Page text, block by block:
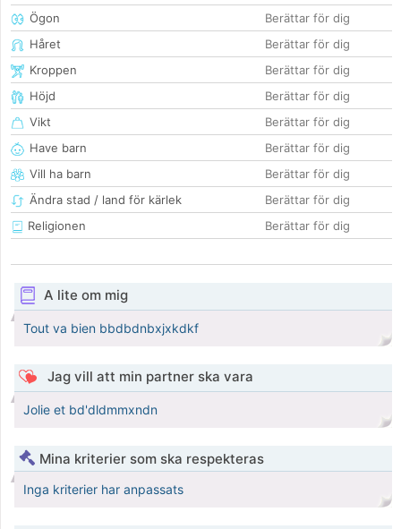
Ögon
Berättar för dig
Håret
Berättar för dig
Kroppen
Berättar för dig
Höjd
Berättar för dig
Vikt
Berättar för dig
Have barn
Berättar för dig
Vill ha barn
Berättar för dig
Ändra stad / land för kärlek
Berättar för dig
Religionen
Berättar för dig
A lite om mig
Tout va bien bbdbdnbxjxkdkf
Jag vill att min partner ska vara
Jolie et bd'dldmmxndn
Mina kriterier som ska respekteras
Inga kriterier har anpassats